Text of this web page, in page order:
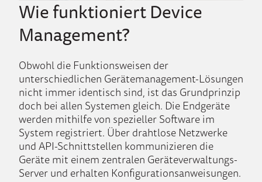
Wie funktioniert Device
Management?
Obwohl die Funktionsweisen der
unterschiedlichen Gerätemanagement-Lösungen
nicht immer identisch sind, ist das Grundprinzip
doch bei allen Systemen gleich. Die Endgeräte
werden mithilfe von spezieller Software im
System registriert. Über drahtlose Netzwerke
und API-Schnittstellen kommunizieren die
Geräte mit einem zentralen Geräteverwaltungs-
Server und erhalten Konfigurationsanweisungen.